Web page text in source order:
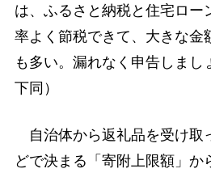
は、ふるさと納税と住宅ロー
率よく節税できて、大きな金
も多い。漏れなく申告しまし
下同）
自治体から返礼品を受け取
どで決まる「寄附上限額」か